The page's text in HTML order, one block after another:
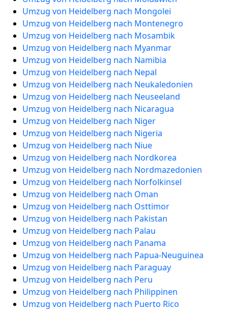
Umzug von Heidelberg nach Mongolei
Umzug von Heidelberg nach Montenegro
Umzug von Heidelberg nach Mosambik
Umzug von Heidelberg nach Myanmar
Umzug von Heidelberg nach Namibia
Umzug von Heidelberg nach Nepal
Umzug von Heidelberg nach Neukaledonien
Umzug von Heidelberg nach Neuseeland
Umzug von Heidelberg nach Nicaragua
Umzug von Heidelberg nach Niger
Umzug von Heidelberg nach Nigeria
Umzug von Heidelberg nach Niue
Umzug von Heidelberg nach Nordkorea
Umzug von Heidelberg nach Nordmazedonien
Umzug von Heidelberg nach Norfolkinsel
Umzug von Heidelberg nach Oman
Umzug von Heidelberg nach Osttimor
Umzug von Heidelberg nach Pakistan
Umzug von Heidelberg nach Palau
Umzug von Heidelberg nach Panama
Umzug von Heidelberg nach Papua-Neuguinea
Umzug von Heidelberg nach Paraguay
Umzug von Heidelberg nach Peru
Umzug von Heidelberg nach Philippinen
Umzug von Heidelberg nach Puerto Rico